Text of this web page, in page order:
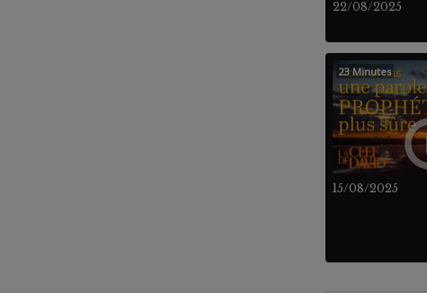
22/08/2025
15/08/2025
23 Minutes